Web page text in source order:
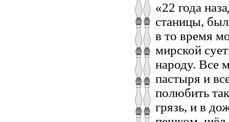
«22 года
станицы,
в то время
мирской
народу. Все
пастыря и
полюбить
грязь, и в